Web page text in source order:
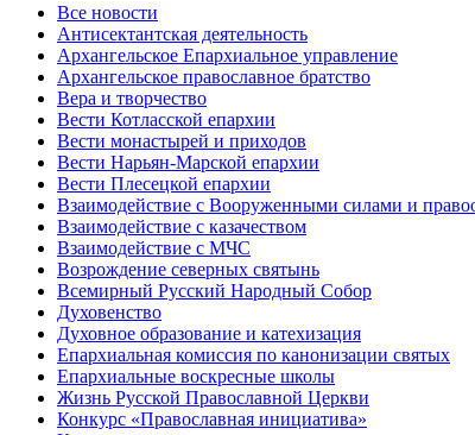
Все новости
Антисектантская деятельность
Архангельское Епархиальное управление
Архангельское православное братство
Вера и творчество
Вести Котласской епархии
Вести монастырей и приходов
Вести Нарьян-Марской епархии
Вести Плесецкой епархии
Взаимодействие с Вооруженными силами и
Взаимодействие с казачеством
Взаимодействие с МЧС
Возрождение северных святынь
Всемирный Русский Народный Собор
Духовенство
Духовное образование и катехизация
Епархиальная комиссия по канонизации святых
Епархиальные воскресные школы
Жизнь Русской Православной Церкви
Конкурс «Православная инициатива»